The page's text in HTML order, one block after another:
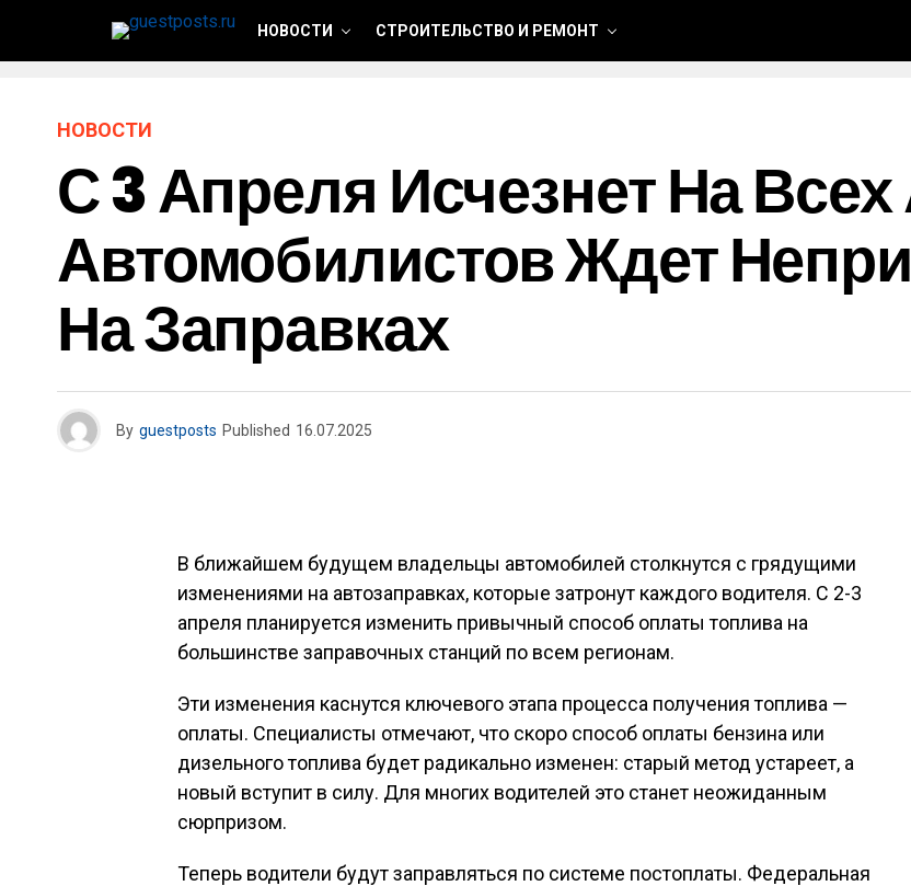
НОВОСТИ СТРОИТЕЛЬСТВО И РЕМОНТ
НОВОСТИ
С 3 Апреля Исчезнет На
Автомобилистов Ждет
На Заправках
By guestposts Published 16.07.2025
В ближайшем будущем владельцы автомобилей столкнутся с грядущими
изменениями на автозаправках, которые затронут каждого водителя. С 2-3
апреля планируется изменить привычный способ оплаты топлива на
большинстве заправочных станций по всем регионам.
Эти изменения каснутся ключевого этапа процесса получения топлива —
оплаты. Специалисты отмечают, что скоро способ оплаты бензина или
дизельного топлива будет радикально изменен: старый метод устареет, а
новый вступит в силу. Для многих водителей это станет неожиданным
сюрпризом.
Теперь водители будут заправляться по системе постоплаты. Федеральная